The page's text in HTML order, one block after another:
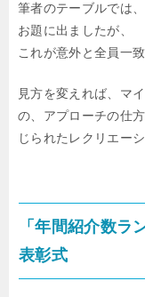
筆者のテーブルでは
お題に出ましたが、
これが意外と全員一
見方を変えれば、マ
の、アプローチの仕
じられたレクリエー
「年間紹介数ラ
表彰式